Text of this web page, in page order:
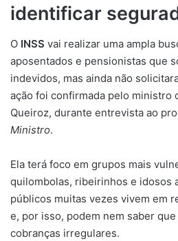
identificar
O INSS vai realizar uma ampla
aposentados e pensionistas que
indevidos, mas ainda não
ação foi confirmada pelo ministro
Queiroz, durante entrevista ao
Ministro.
Ela terá foco em grupos mais
quilombolas, ribeirinhos e idosos
públicos muitas vezes vivem em
e, por isso, podem nem saber
cobranças irregulares.